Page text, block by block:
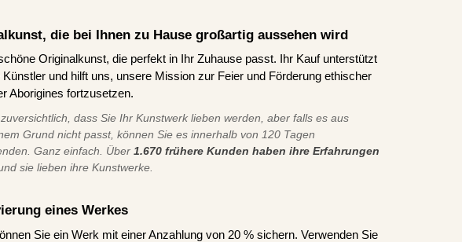
die bei Ihnen zu Hause großartig aussehen wird
Originalkunst, die perfekt in Ihr Zuhause passt. Ihr Kauf unterstützt
Künstler und hilft uns, unsere Mission zur Feier und Förderung ethischer
Aborigines fortzusetzen.
dass Sie Ihr Kunstwerk lieben werden, aber falls es aus
Grund nicht passt, können Sie es innerhalb von 120 Tagen
Ganz einfach. Über 1.670 frühere Kunden haben ihre Erfahrungen
sie lieben ihre Kunstwerke.
eines Werkes
Sie ein Werk mit einer Anzahlung von 20 % sichern. Verwenden Sie